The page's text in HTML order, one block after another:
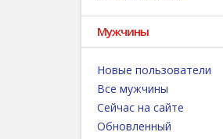
Мужчины
Новые пользователи
Все мужчины
Сейчас на сайте
Обновленный